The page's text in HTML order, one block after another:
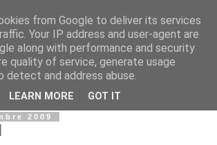
in
di Area delle arti per condividere
incontri
2009
from Google to deliver its services
Your IP address and user-agent are
along with performance and security
quality of service, generate usage
detect and address abuse.
LEARN MORE GOT IT